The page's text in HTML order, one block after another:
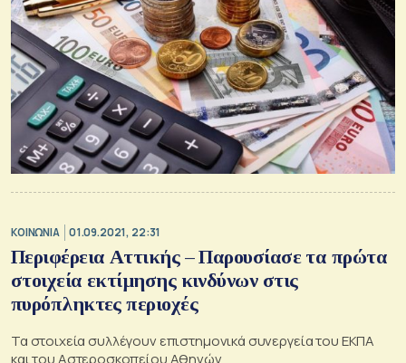
ΚΟΙΝΩΝΙΑ 01.09.2021, 22:31
Περιφέρεια Αττικής – Παρουσίασε τα πρώτα
στοιχεία εκτίμησης κινδύνων στις
πυρόπληκτες περιοχές
Τα στοιχεία συλλέγουν επιστημονικά συνεργεία του ΕΚΠΑ
και του Αστεροσκοπείου Αθηνών